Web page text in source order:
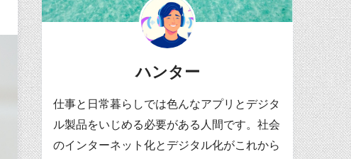
ハンター
仕事と日常暮らしでは色んなアプリとデジタ
ル製品をいじめる必要がある人間です。社会
のインターネット化とデジタル化がこれから